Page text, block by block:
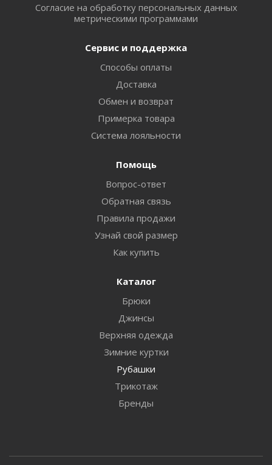
Согласие на обработку персональных данных
метрическими программами
Сервис и поддержка
Способы оплаты
Доставка
Обмен и возврат
Примерка товара
Система лояльности
Помощь
Вопрос-ответ
Обратная связь
Правила продажи
Узнай свой размер
Как купить
Каталог
Брюки
Джинсы
Верхняя одежда
Зимние куртки
Рубашки
Трикотаж
Бренды